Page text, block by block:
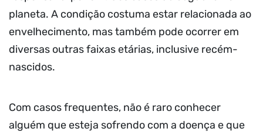
planeta. A condição costuma estar relacionada ao
envelhecimento, mas também pode ocorrer em
diversas outras faixas etárias, inclusive recém-
nascidos.
Com casos frequentes, não é raro conhecer
alguém que esteja sofrendo com a doença e que